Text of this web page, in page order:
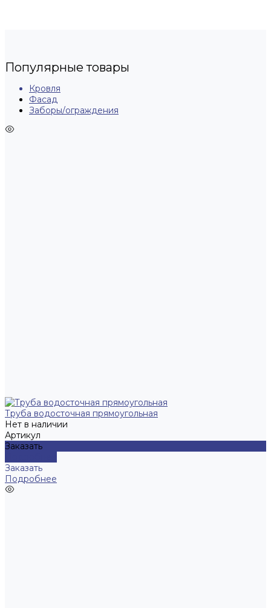
Популярные товары
Кровля
Фасад
Заборы/ограждения
Труба водосточная прямоугольная
Нет в наличии
Артикул
Заказать
Заказать
Подробнее